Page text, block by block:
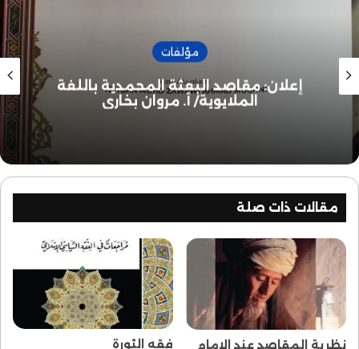
مؤلفات
إعلان: مقاصد البعثة المحمدية باللغة
الملايوية/ أ. مروان بخاري
مقالات ذات صلة
نظرية المقاصد عند الإمام
فقه الثورة